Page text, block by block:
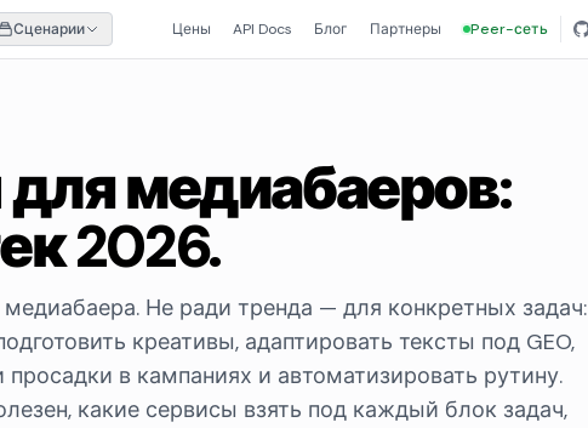
Сценарии Цены API Docs Блог Партнеры Peer-сеть
медиабаеров:
2026.
Не ради тренда — для конкретных задач:
креативы, адаптировать тексты под GEO,
просадки в кампаниях и автоматизировать рутину.
какие сервисы взять под каждый блок задач,